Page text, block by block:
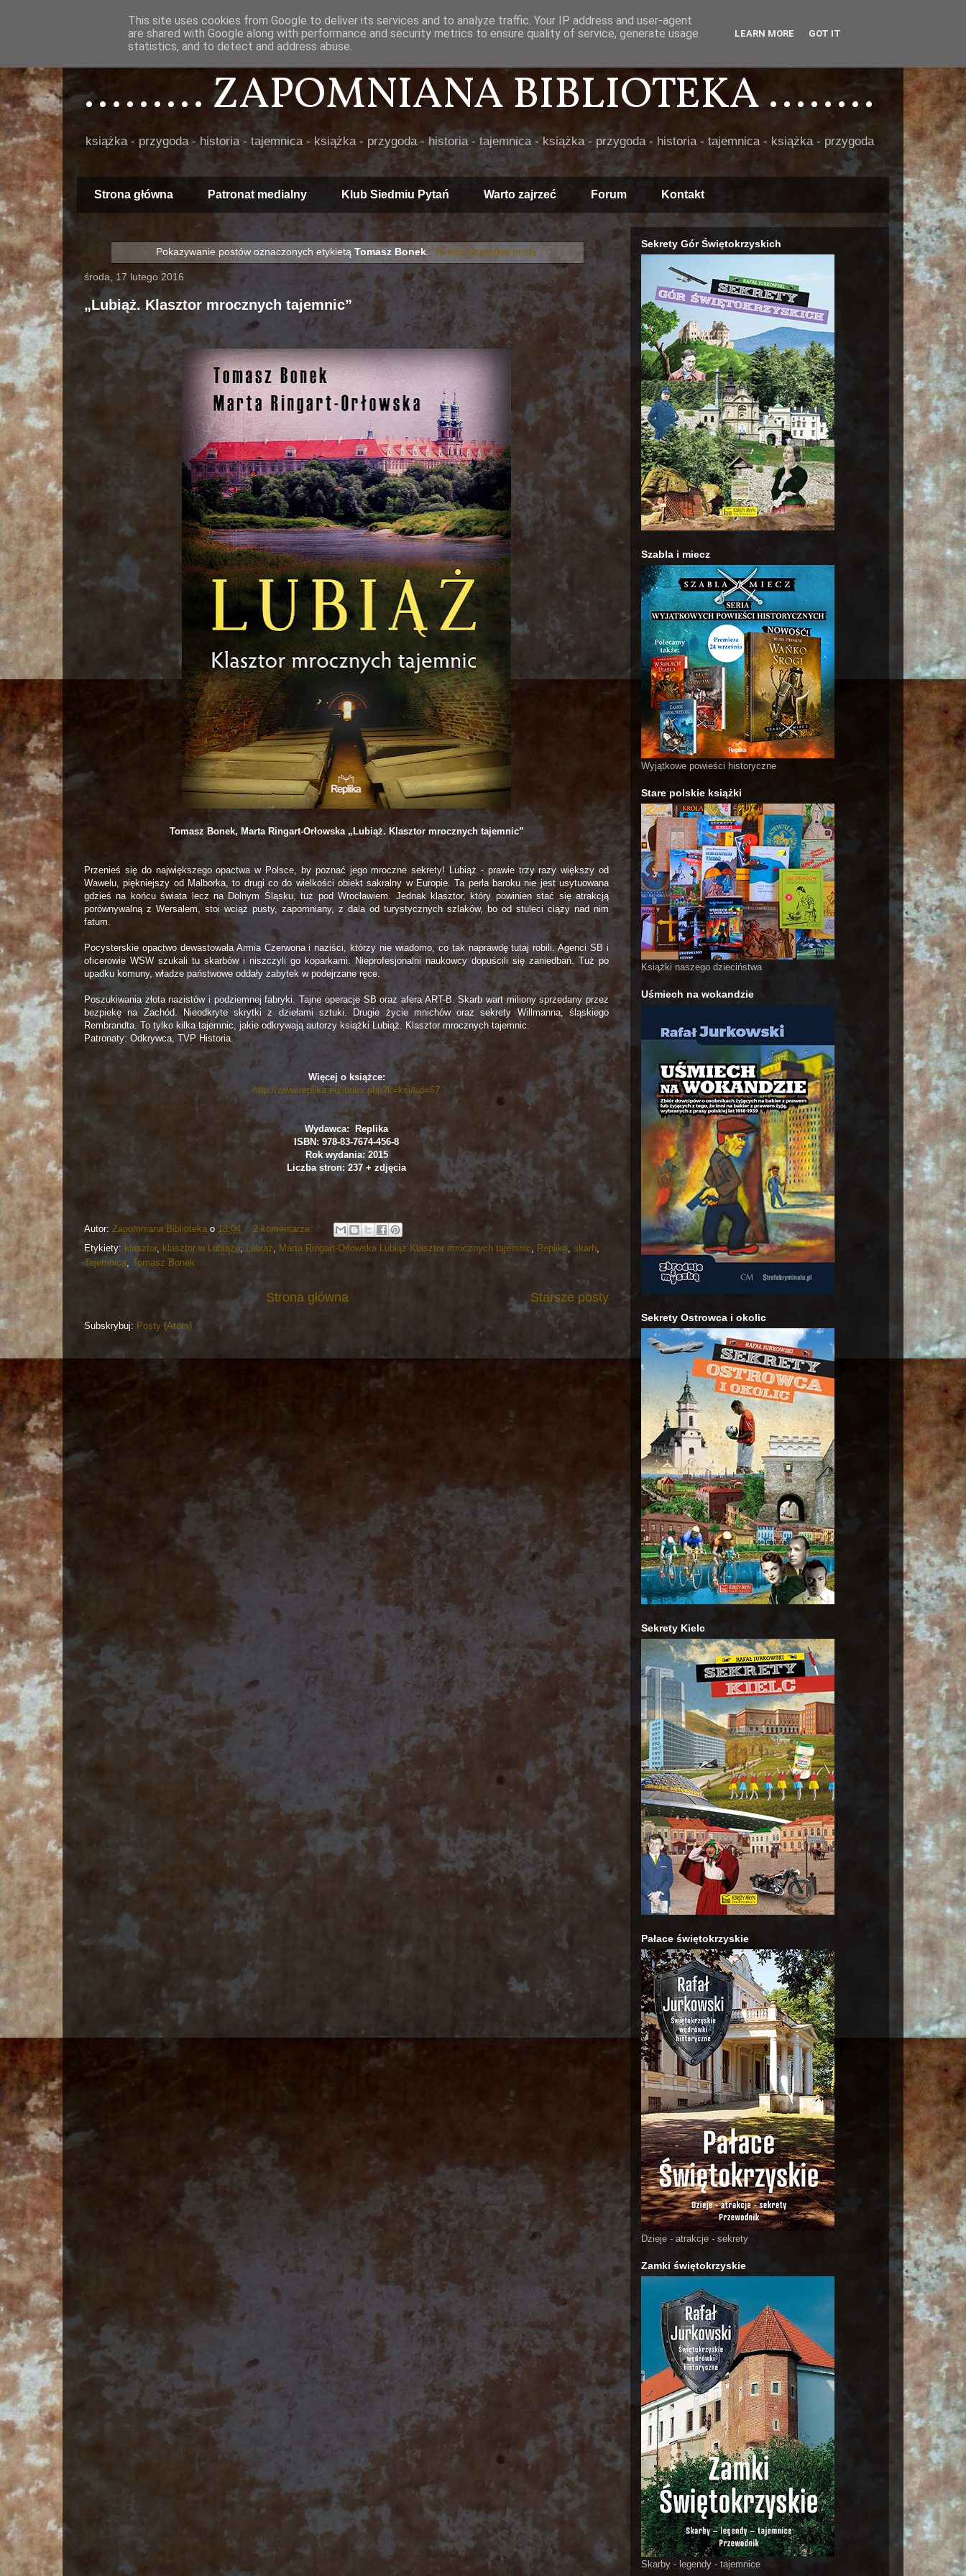
......... ZAPOMNIANA BIBLIOTEKA ........
książka - przygoda - historia - tajemnica - książka - przygoda - historia - tajemnica - książka - przygoda - historia - tajemnica - książka - przygoda
Strona główna Patronat medialny Klub Siedmiu Pytań Warto zajrzeć Forum Kontakt
Pokazywanie postów oznaczonych etykietą Tomasz Bonek. Pokaż wszystkie posty
środa, 17 lutego 2016
„Lubiąż. Klasztor mrocznych tajemnic”
Tomasz Bonek, Marta Ringart-Orłowska „Lubiąż. Klasztor mrocznych tajemnic”
Przenieś się do największego opactwa w Polsce, by poznać jego mroczne sekrety! Lubiąż - prawie trzy razy większy od
Wawelu, piękniejszy od Malborka, to drugi co do wielkości obiekt sakralny w Europie. Ta perła baroku nie jest usytuowana
gdzieś na końcu świata lecz na Dolnym Śląsku, tuż pod Wrocławiem. Jednak klasztor, który powinien stać się atrakcją
porównywalną z Wersalem, stoi wciąż pusty, zapomniany, z dala od turystycznych szlaków, bo od stuleci ciąży nad nim
fatum.
Pocysterskie opactwo dewastowała Armia Czerwona i naziści, którzy nie wiadomo, co tak naprawdę tutaj robili. Agenci SB i
oficerowie WSW szukali tu skarbów i niszczyli go koparkami. Nieprofesjonalni naukowcy dopuścili się zaniedbań. Tuż po
upadku komuny, władze państwowe oddały zabytek w podejrzane ręce.
Poszukiwania złota nazistów i podziemnej fabryki. Tajne operacje SB oraz afera ART-B. Skarb wart miliony sprzedany przez
bezpiekę na Zachód. Nieodkryte skrytki z dziełami sztuki. Drugie życie mnichów oraz sekrety Willmanna, śląskiego
Rembrandta. To tylko kilka tajemnic, jakie odkrywają autorzy książki Lubiąż. Klasztor mrocznych tajemnic.
Patronaty: Odkrywca, TVP Historia.
Więcej o książce:
http://www.replika.eu/index.php?k=ksi&id=67
Wydawca: Replika
ISBN: 978-83-7674-456-8
Rok wydania: 2015
Liczba stron: 237 + zdjęcia
Autor: Zapomniana Biblioteka o 18:04
2 komentarze:
Etykiety: klasztor, klasztor w Lubiążu Lubiąż Marta Ringart-Orłowska Lubiąż Klasztor mrocznych tajemnic Replika skarb
Tajemnica Tomasz Bonek
Starsze posty
Strona główna
Subskrybuj: Posty (Atom)
Sekrety Gór Świętokrzyskich
Szabla i miecz
Wyjątkowe powieści historyczne
Stare polskie książki
Książki naszego dzieciństwa
Uśmiech na wokandzie
Sekrety Ostrowca i okolic
Sekrety Kielc
Pałace świętokrzyskie
Dzieje - atrakcje - sekrety
Zamki świętokrzyskie
Skarby - legendy - tajemnice
This site uses cookies from Google to deliver its services and to analyze traffic. Your IP address and user-agent
are shared with Google along with performance and security metrics to ensure quality of service, generate usage
statistics, and to detect and address abuse.
LEARN MORE GOT IT